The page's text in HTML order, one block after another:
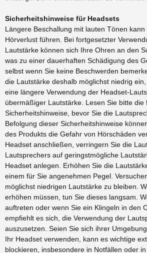
Sicherheitshinweise für Headsets
Längere Beschallung mit lauten Tönen
Hörverlust führen. Bei fortgesetzter
Lautstärke können sich Ihre Ohren an den
was zu einer dauerhaften Schädigung des
selbst wenn Sie keine Beschwerden
die Lautstärke deshalb möglichst niedrig
eine längere Verwendung der Headset-
übermäßiger Lautstärke. Lesen Sie bitte die
Sicherheitshinweise, bevor Sie die
Befolgung dieser Sicherheitshinweise
des Produkts die Gefahr von Hörschäden
Headset anschließen, verringern Sie die
Lautsprechers auf geringstmögliche
Headset anlegen. Erhöhen Sie die
einem für Sie angenehmen Pegel.
möglichst niedrigen Lautstärke zu bleiben.
erhöhen müssen, tun Sie dieses langsam.
auftreten oder wenn Sie ein Klingeln in den
empfiehlt es sich, die Verwendung der
auszusetzen. Seien Sie sich ihrer
Ihr Headset verwenden, kann es wichtige
blockieren, insbesondere in Notfällen oder